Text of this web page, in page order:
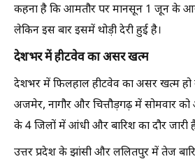
कहना है कि आमतौर पर मानसून 1 जून के
लेकिन इस बार इसमें थोड़ी देरी हुई है।
देशभर में हीटवेव का असर खत्म
देशभर में फिलहाल हीटवेव का असर खत्म हो
अजमेर, नागौर और चित्तौड़गढ़ में सोमवार को
के 4 जिलों में आंधी और बारिश का दौर जारी
उत्तर प्रदेश के झांसी और ललितपुर में तेज